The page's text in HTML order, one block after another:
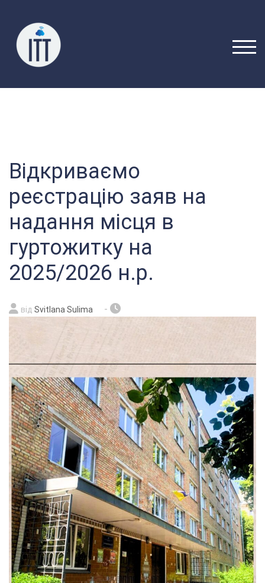
вмісту
Відкриваємо
реєстрацію заяв на
надання місця в
гуртожитку на
2025/2026 н.р.
від Svitlana Sulima -